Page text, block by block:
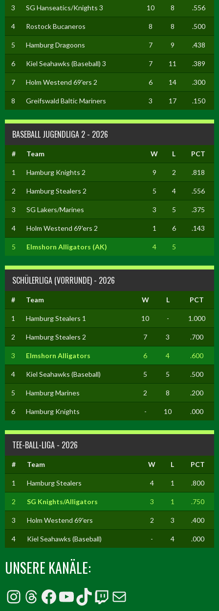
3 SG Hanseatics/Knights 3 10 8 .556
4 Rostock Bucaneros 8 8 .500
5 Hamburg Dragoons 7 9 .438
6 Kiel Seahawks (Baseball) 3 7 11 .389
7 Holm Westend 69'ers 2 6 14 .300
8 Greifswald Baltic Mariners 3 17 .150
BASEBALL JUGENDLIGA 2 - 2026
# Team W L PCT
1 Hamburg Knights 2 9 2 .818
2 Hamburg Stealers 2 5 4 .556
3 SG Lakers/Marines 3 5 .375
4 Holm Westend 69'ers 2 1 6 .143
5 Elmshorn Alligators (AK) 4 5
SCHÜLERLIGA (VORRUNDE) - 2026
# Team W L PCT
1 Hamburg Stealers 1 10 - 1.000
2 Hamburg Stealers 2 7 3 .700
3 Elmshorn Alligators 6 4 .600
4 Kiel Seahawks (Baseball) 5 5 .500
5 Hamburg Marines 2 8 .200
6 Hamburg Knights - 10 .000
TEE-BALL-LIGA - 2026
# Team W L PCT
1 Hamburg Stealers 4 1 .800
2 SG Knights/Alligators 3 1 .750
3 Holm Westend 69'ers 2 3 .400
4 Kiel Seahawks (Baseball) - 4 .000
UNSERE KANÄLE:
Instagram
Threads
Facebook
YouTube
TikTok
Twitch
E-Mail